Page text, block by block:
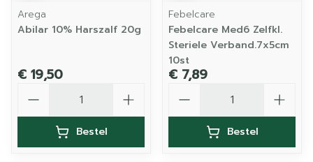
Arega
Abilar 10% Harszalf 20g
€ 19,50
Bestel
Febelcare
Febelcare Med6 Zelfkl.
Steriele Verband.7x5cm
10st
€ 7,89
Bestel